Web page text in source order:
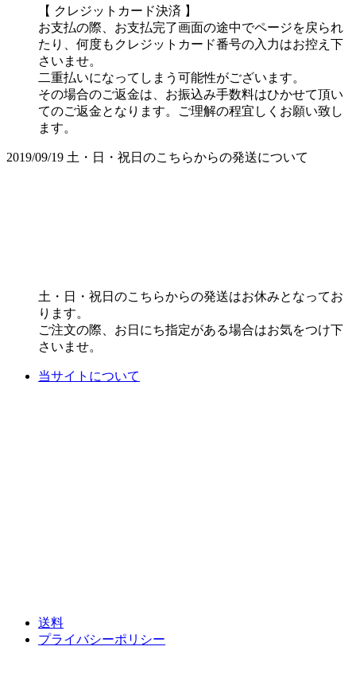
【 クレジットカード決済 】
お支払の際、お支払完了画面の途中でページを戻られ
たり、何度もクレジットカード番号の入力はお控え下
さいませ。
二重払いになってしまう可能性がございます。
その場合のご返金は、お振込み手数料はひかせて頂い
てのご返金となります。ご理解の程宜しくお願い致し
ます。
2019/09/19 土・日・祝日のこちらからの発送について
土・日・祝日のこちらからの発送はお休みとなってお
ります。
ご注文の際、お日にち指定がある場合はお気をつけ下
さいませ。
当サイトについて
送料
プライバシーポリシー